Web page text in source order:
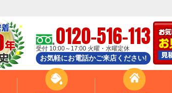
0120-516-113
受付 10:00～17:00 火曜・水曜定休
お気軽にお電話かご来店ください!